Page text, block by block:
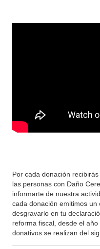
Por cada donación
las personas con Daño
informarte de nuestra
cada donación emitimos
desgravarlo en tu
reforma fiscal, desde el
donativos se realizan del